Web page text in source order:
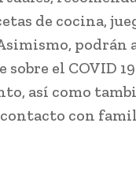
de cocina,
podrán
el COVID
así como
con